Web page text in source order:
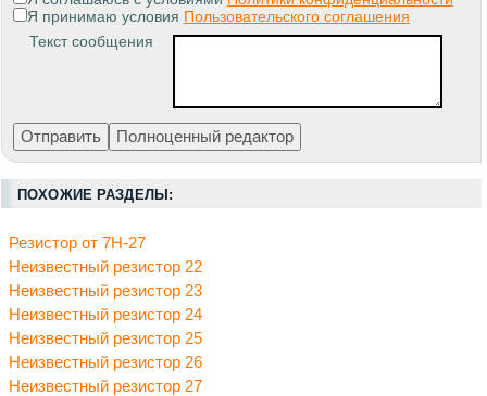
Я принимаю условия Пользовательского соглашения
Текст сообщения
ПОХОЖИЕ РАЗДЕЛЫ:
Резистор от 7Н-27
Неизвестный резистор 22
Неизвестный резистор 23
Неизвестный резистор 24
Неизвестный резистор 25
Неизвестный резистор 26
Неизвестный резистор 27